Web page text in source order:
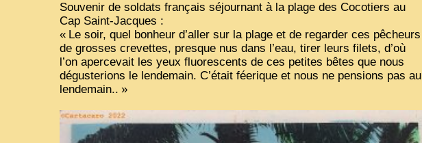
Souvenir de soldats français séjournant à la plage des Cocotiers au
Cap Saint-Jacques :
« Le soir, quel bonheur d’aller sur la plage et de regarder ces pêcheurs
de grosses crevettes, presque nus dans l’eau, tirer leurs filets, d’où
l’on apercevait les yeux fluorescents de ces petites bêtes que nous
dégusterions le lendemain. C’était féerique et nous ne pensions pas au
lendemain.. »